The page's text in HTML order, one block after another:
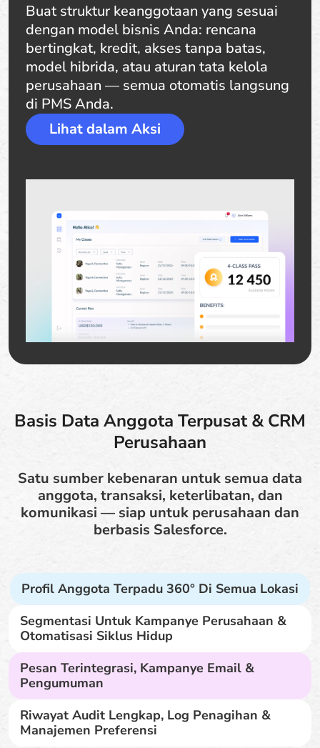
Buat struktur keanggotaan yang sesuai
dengan model bisnis Anda: rencana
bertingkat, kredit, akses tanpa batas,
model hibrida, atau aturan tata kelola
perusahaan — semua otomatis langsung
di PMS Anda.
Lihat dalam Aksi
Basis Data Anggota Terpusat & CRM
Perusahaan
Satu sumber kebenaran untuk semua data
anggota, transaksi, keterlibatan, dan
komunikasi — siap untuk perusahaan dan
berbasis Salesforce.
Profil Anggota Terpadu 360° Di Semua Lokasi
Segmentasi Untuk Kampanye Perusahaan &
Otomatisasi Siklus Hidup
Pesan Terintegrasi, Kampanye Email &
Pengumuman
Riwayat Audit Lengkap, Log Penagihan &
Manajemen Preferensi